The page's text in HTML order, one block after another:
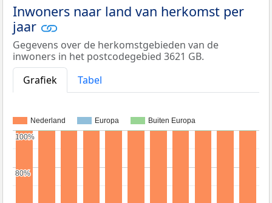
Inwoners naar land van herkomst per
jaar
Gegevens over de herkomstgebieden van de
inwoners in het postcodegebied 3621 GB.
Grafiek
Tabel
Nederland Europa Buiten Europa
80%
80%
100%
100%